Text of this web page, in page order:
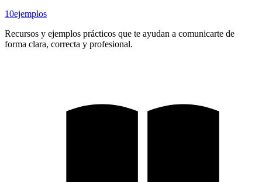
10ejemplos
Recursos y ejemplos prácticos que te ayudan a comunicarte de
forma clara, correcta y profesional.